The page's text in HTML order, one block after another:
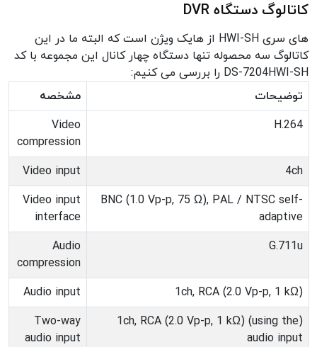
کاتالوگ دستگاه DVR
های سری HWI-SH از هایک ویژن است که البته ما در این
کاتالوگ سه محصوله تنها دستگاه چهار کانال این مجموعه با کد
DS-7204HWI-SH را بررسی می کنیم:
توضیحات
مشخصه
H.264
Video
compression
4ch
Video input
BNC (1.0 Vp-p, 75 Ω), PAL / NTSC self-
adaptive
Video input
interface
G.711u
Audio
compression
(1ch, RCA (2.0 Vp-p, 1 kΩ
Audio input
(1ch, RCA (2.0 Vp-p, 1 kΩ) (using the
audio input
Two-way
audio input